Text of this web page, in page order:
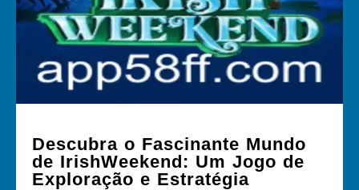
Descubra o Fascinante Mundo
de IrishWeekend: Um Jogo de
Exploração e Estratégia